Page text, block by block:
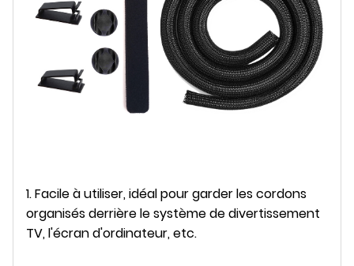
1. Facile à utiliser, idéal pour garder les cordons
organisés derrière le système de divertissement
TV, l'écran d'ordinateur, etc.